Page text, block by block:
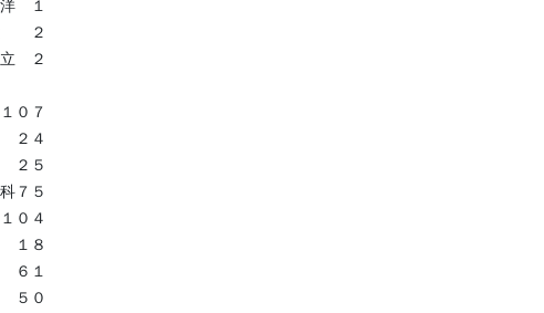
１
２
立 ２
０７
４
２５
７５
０４
８
１
０